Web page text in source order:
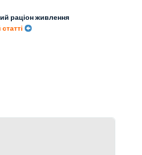
раціон живлення